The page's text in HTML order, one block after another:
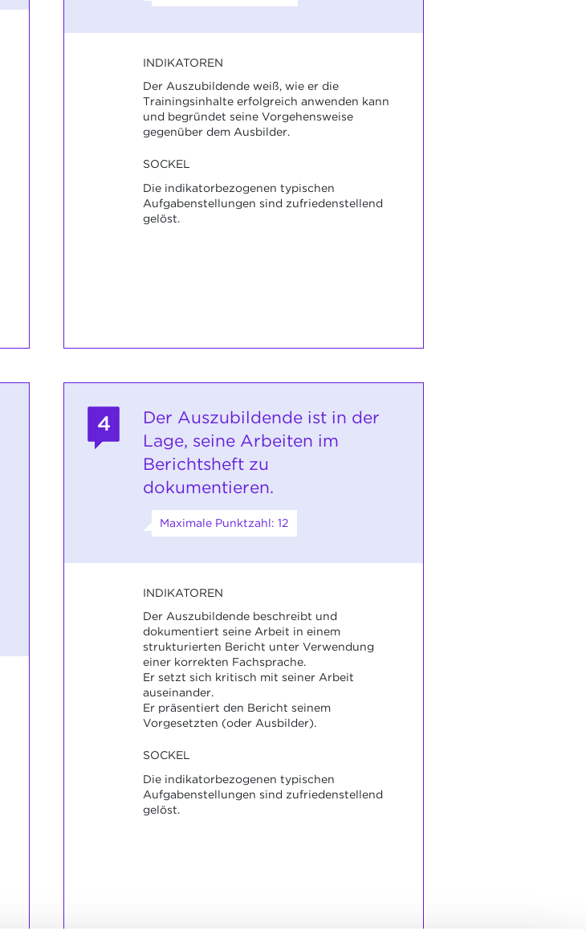
INDIKATOREN
Der Auszubildende weiß, wie er die
Trainingsinhalte erfolgreich anwenden kann
und begründet seine Vorgehensweise
gegenüber dem Ausbilder.
SOCKEL
Die indikatorbezogenen typischen
Aufgabenstellungen sind zufriedenstellend
gelöst.
4
Der Auszubildende ist in der
Lage, seine Arbeiten im
Berichtsheft zu
dokumentieren.
Maximale Punktzahl: 12
INDIKATOREN
Der Auszubildende beschreibt und
dokumentiert seine Arbeit in einem
strukturierten Bericht unter Verwendung
einer korrekten Fachsprache.
Er setzt sich kritisch mit seiner Arbeit
auseinander.
Er präsentiert den Bericht seinem
Vorgesetzten (oder Ausbilder).
SOCKEL
Die indikatorbezogenen typischen
Aufgabenstellungen sind zufriedenstellend
gelöst.